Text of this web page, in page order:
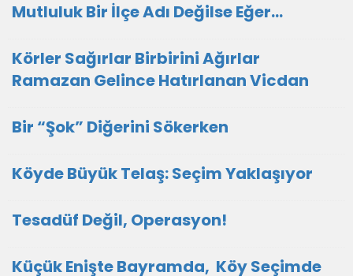
Mutluluk Bir İlçe Adı Değilse Eğer...
Körler Sağırlar Birbirini Ağırlar
Ramazan Gelince Hatırlanan Vicdan
Bir “Şok” Diğerini Sökerken
Köyde Büyük Telaş: Seçim Yaklaşıyor
Tesadüf Değil, Operasyon!
Küçük Enişte Bayramda, Köy Seçimde